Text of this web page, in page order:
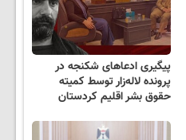
پیگیری ادعاهای شکنجه در
پرونده لاله‌زار توسط کمیته
حقوق بشر اقلیم کردستان